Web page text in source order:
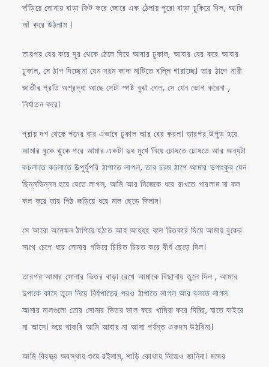
দাঁড়িয়ে সোনায় বাড়া ফিট করে জোরে এক ঠেলায় পুরো বাড়া ঢুকিয়ে দিল, আমি
আঁ করে উঠলাম ।
তারপর বের করে দূর থেকে ঠেলে দিয়ে আবার ঢুকাল, আবার বের করে আবার
ঢুকাল, সে ঠাপ দিচ্ছেনা যেন নরম কাদা মাটিতে বল্লি গারাচ্ছে। তার ঠাপে নারী
জাতীর প্রতি অশ্রদ্ধা আছে সেটা স্পষ্ট বুঝা গেল, সে যেন ভোগ করেনা ,
নির্যাতন করে।
প্রায় দশ থেকে পনের বার এভাবে ঢুকাল আর বের করল। তারপর উপুড় হয়ে
আমার বুকে ঝুকে পরে আমার একটা দুধ মুখে নিয়ে চোষতে চোষতে আর অন্যটা
কচলাতে কচলাতে উপুর্যুপরি ঠাপাতে লাগল, তার চরম ঠাপে আমার ভগাংকুর যেন
ছিন্নভিন্নন হয়ে যেতে লাগল, আমি আর নিজেকে ধরে রাখতে পারলাম না কল
কল করে তার পিঠ জড়িয়ে ধরে মাল ছেড়ে দিলাম।
সে আরো অনেক্ষন ঠাপিয়ে হঠাত আহ আহহহ বলে চিতকার দিয়ে আমায় বুকের
সাথে চেপে ধরে সোনার গভিরে চিরিত চিরত করে বীর্য ছেড়ে দিল।
তারপর আমার সোনার ভিতর বাড়া রেখে আমাকে বিছানায় তুলে দিল , আমার
দুপাকে কাদে তুলে নিয়ে বির্যপাতের পরও ঠাপাতে লাগল আর বলতে লাগল
আমার মালগুলো তোর সোনার ভিতর ভাল করে খামিরা করে দিচ্ছি, যাতে বাইরে
না আসে। শুয়ে থাকবি আমি আবার না আসা পর্যন্ত একদম উঠবিনা।
আমি বিবস্ত্র অবস্থায় শুয়ে রইলাম, শাড়ি কোথায় নিজেও জানিনা। মদের